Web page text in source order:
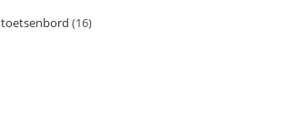
toetsenbord 16